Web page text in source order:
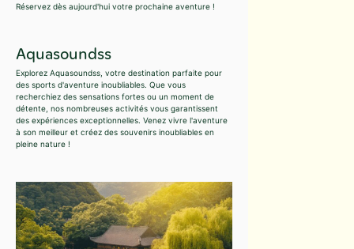
Réservez dès aujourd'hui votre prochaine aventure !
Aquasoundss
Explorez Aquasoundss, votre destination parfaite pour
des sports d'aventure inoubliables. Que vous
recherchiez des sensations fortes ou un moment de
détente, nos nombreuses activités vous garantissent
des expériences exceptionnelles. Venez vivre l'aventure
à son meilleur et créez des souvenirs inoubliables en
pleine nature !